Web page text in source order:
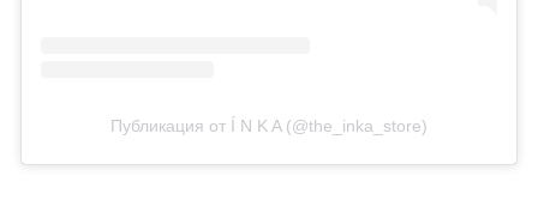
Публикация от Í N K A (@the_inka_store)